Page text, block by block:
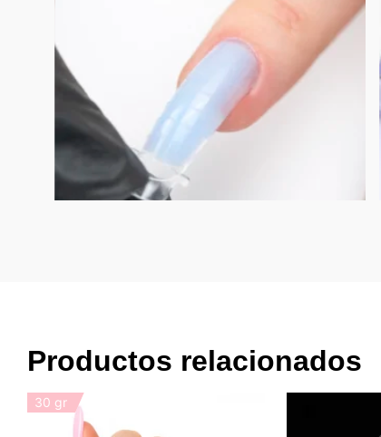
Productos relacionados
30 gr